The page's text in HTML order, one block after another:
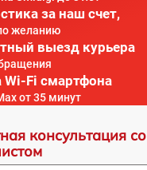
за наш счет,
желанию
выезд курьера
Wi-Fi смартфона
от 35 минут
консультация со